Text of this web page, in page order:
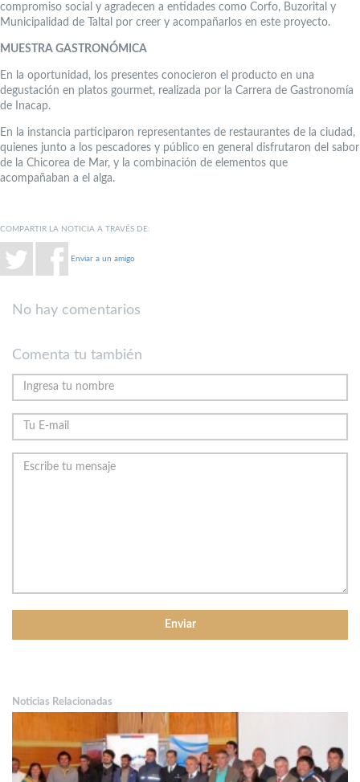
compromiso social y agradecen a entidades como Corfo, Buzorital y
Municipalidad de Taltal por creer y acompañarlos en este proyecto.
MUESTRA GASTRONÓMICA
En la oportunidad, los presentes conocieron el producto en una
degustación en platos gourmet, realizada por la Carrera de Gastronomía
de Inacap.
En la instancia participaron representantes de restaurantes de la ciudad,
quienes junto a los pescadores y público en general disfrutaron del sabor
de la Chicorea de Mar, y la combinación de elementos que
acompañaban a el alga.
COMPARTIR LA NOTICIA A TRAVÉS DE:
Enviar a un amigo
No hay comentarios
Comenta tu también
Noticias Relacionadas